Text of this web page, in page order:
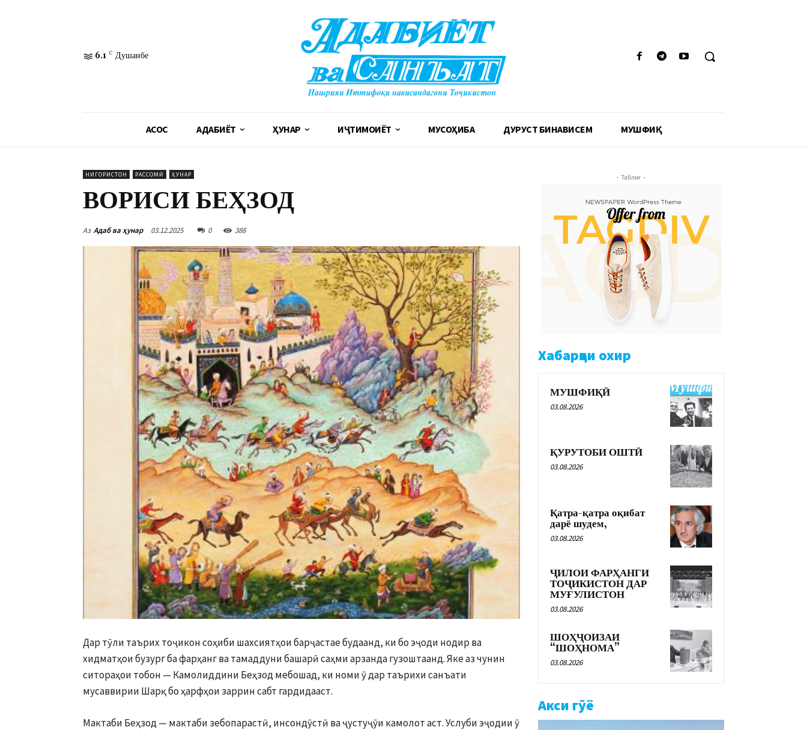
6.1 C Душанбе
АСОСӢ АДАБИЁТ ҲУНАР ИҶТИМОИЁТ МУСОҲИБА ДУРУСТ БИНАВИСЕМ МУШФИҚӢ
НИГОРИСТОН РАССОМӢ ҲУНАР
ВОРИСИ БЕҲЗОД
Аз Адаб ва ҳунар 03.12.2025 0 388
Дар тӯли таърих тоҷикон соҳиби шахсиятҳои барҷастае будаанд, ки бо эҷоди нодир ва
хидматҳои бузург ба фарҳанг ва тамаддуни башарӣ саҳми арзанда гузоштаанд. Яке аз чунин
ситораҳои тобон — Камолиддини Беҳзод мебошад, ки номи ӯ дар таърихи санъати
мусаввирии Шарқ бо ҳарфҳои заррин сабт гардидааст.
Мактаби Беҳзод — мактаби зебопарастӣ, инсондӯстӣ ва ҷустуҷӯи камолот аст. Услуби эҷодии ӯ
- Таблиғ -
Хабарҳои охир
МУШФИҚӢ
03.08.2026
ҚУРУТОБИ ОШТӢ
03.08.2026
Қатра-қатра оқибат
дарё шудем,
03.08.2026
ҶИЛОИ ФАРҲАНГИ
ТОҶИКИСТОН ДАР
МУҒУЛИСТОН
03.08.2026
ШОҲҶОИЗАИ
“ШОҲНОМА”
03.08.2026
Акси гӯё